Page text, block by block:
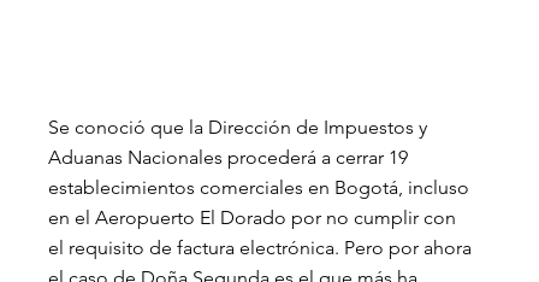
Se conoció que la Dirección de Impuestos y
Aduanas Nacionales procederá a cerrar 19
establecimientos comerciales en Bogotá, incluso
en el Aeropuerto El Dorado por no cumplir con
el requisito de factura electrónica. Pero por ahora
el caso de Doña Segunda es el que más ha